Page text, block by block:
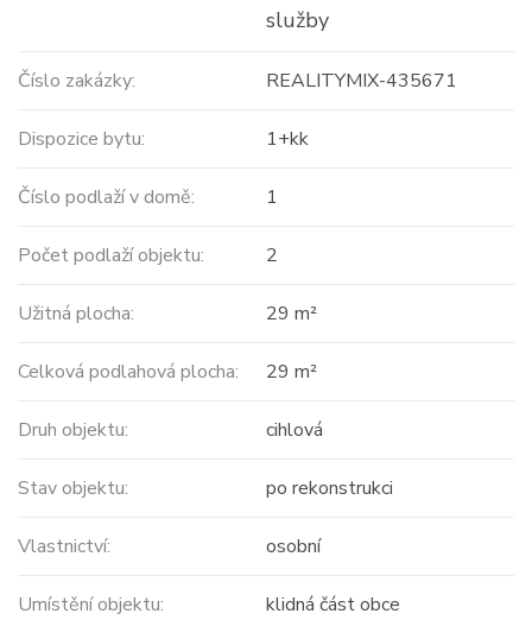
služby
Číslo zakázky: REALITYMIX-435671
Dispozice bytu: 1+kk
Číslo podlaží v domě: 1
Počet podlaží objektu: 2
Užitná plocha: 29 m²
Celková podlahová plocha: 29 m²
Druh objektu: cihlová
Stav objektu: po rekonstrukci
Vlastnictví: osobní
Umístění objektu: klidná část obce